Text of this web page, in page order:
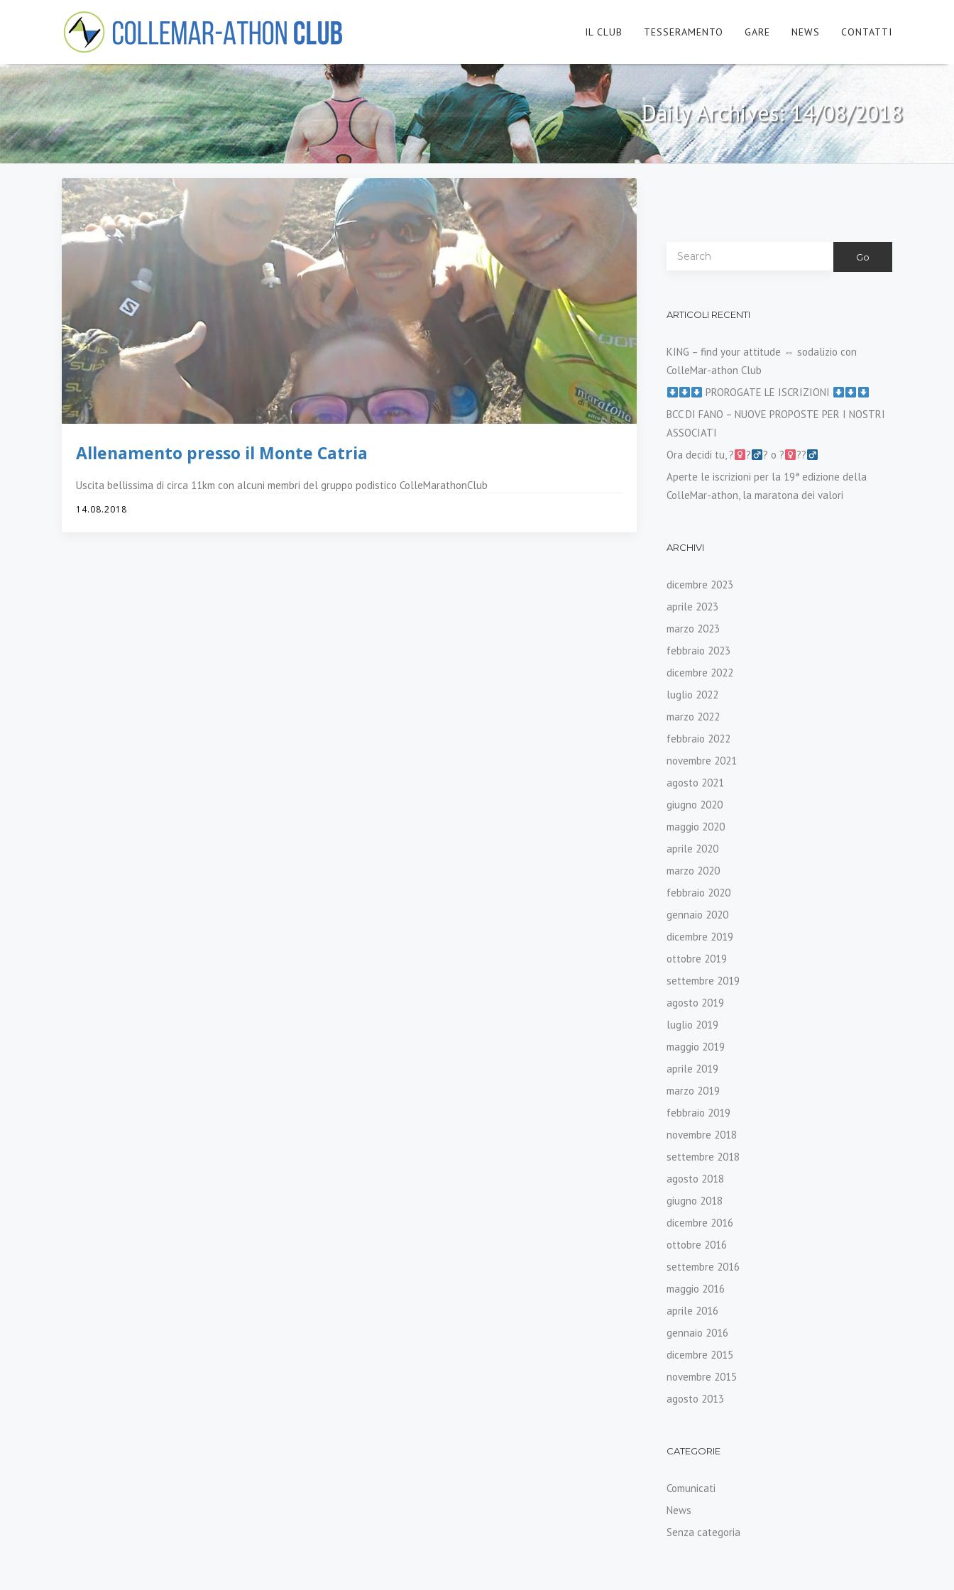
IL CLUB TESSERAMENTO GARE NEWS CONTATTI
Daily Archives:14/08/2018
Allenamento presso il Monte Catria
Uscita bellissima di circa 11km con alcuni membri del gruppo podistico ColleMarathonClub
14.08.2018
Go
ARTICOLI RECENTI
KING – find your attitude ⇔ sodalizio con
ColleMar-athon Club
PROROGATE LE ISCRIZIONI
BCC DI FANO – NUOVE PROPOSTE PER I NOSTRI
ASSOCIATI
Ora decidi tu, ?‍
?‍ ? o ?‍
??‍
Aperte le iscrizioni per la 19ª edizione della
ColleMar-athon, la maratona dei valori
ARCHIVI
dicembre 2023
aprile 2023
marzo 2023
febbraio 2023
dicembre 2022
luglio 2022
marzo 2022
febbraio 2022
novembre 2021
agosto 2021
giugno 2020
maggio 2020
aprile 2020
marzo 2020
febbraio 2020
gennaio 2020
dicembre 2019
ottobre 2019
settembre 2019
agosto 2019
luglio 2019
maggio 2019
aprile 2019
marzo 2019
febbraio 2019
novembre 2018
settembre 2018
agosto 2018
giugno 2018
dicembre 2016
ottobre 2016
settembre 2016
maggio 2016
aprile 2016
gennaio 2016
dicembre 2015
novembre 2015
agosto 2013
CATEGORIE
Comunicati
News
Senza categoria